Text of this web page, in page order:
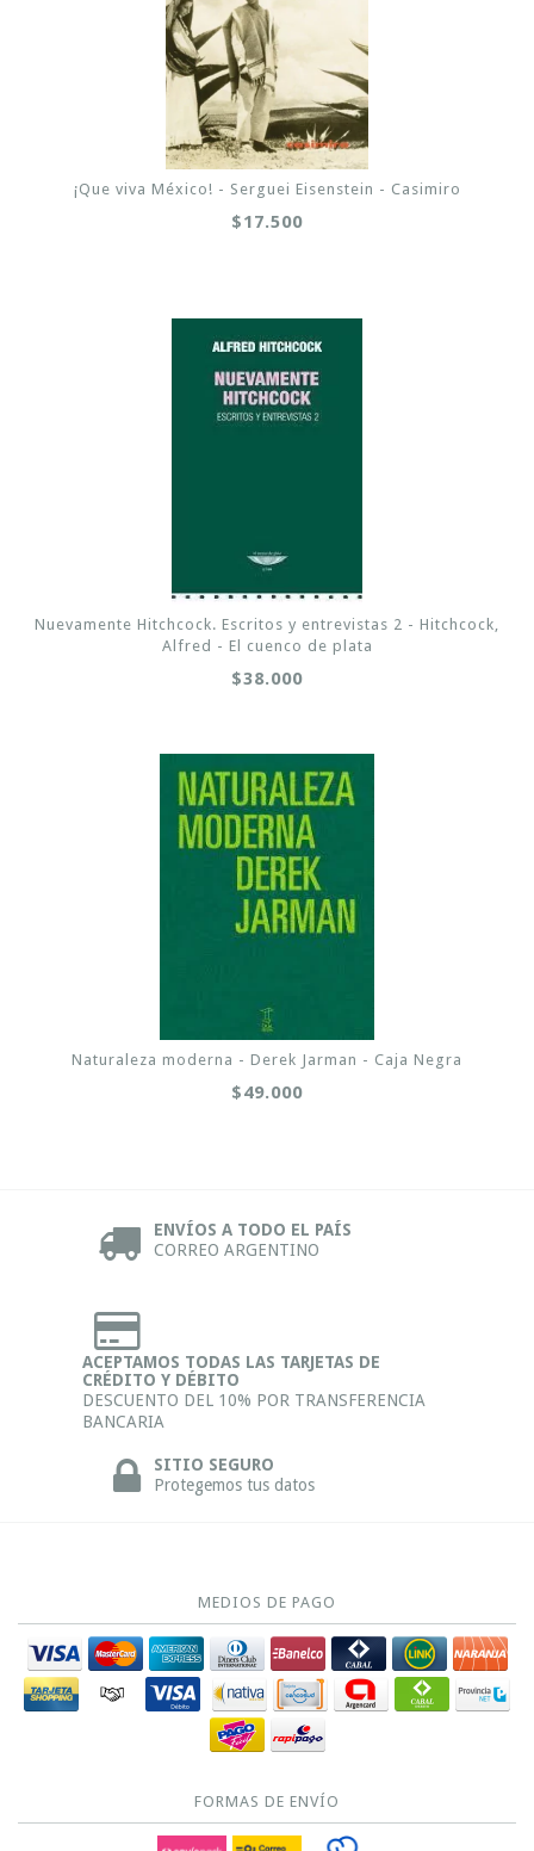
¡Que viva México! - Serguei Eisenstein - Casimiro
$17.500
Nuevamente Hitchcock. Escritos y entrevistas 2 - Hitchcock,
Alfred - El cuenco de plata
$38.000
Naturaleza moderna - Derek Jarman - Caja Negra
$49.000
ENVÍOS A TODO EL PAÍS
CORREO ARGENTINO
ACEPTAMOS TODAS LAS TARJETAS DE
CRÉDITO Y DÉBITO
DESCUENTO DEL 10% POR TRANSFERENCIA
BANCARIA
SITIO SEGURO
Protegemos tus datos
MEDIOS DE PAGO
FORMAS DE ENVÍO